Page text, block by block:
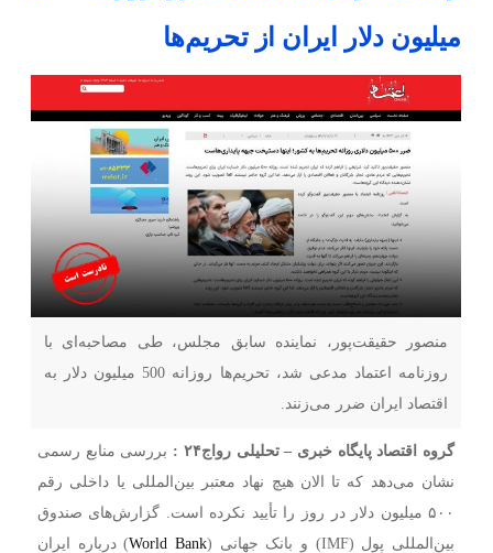
میلیون دلار ایران از تحریم‌ها
منصور حقیقت‌پور، نماینده سابق مجلس، طی مصاحبه‌ای با
روزنامه اعتماد مدعی شد، تحریم‌ها روزانه 500 میلیون دلار به
اقتصاد ایران ضرر می‌زنند.
گروه اقتصاد پایگاه خبری –تحلیلی رواج۲۴ :
بررسی منابع رسمی
نشان می‌دهد که تا الان هیچ نهاد معتبر بین‌المللی یا داخلی رقم
۵۰۰ میلیون دلار در روز را تأیید نکرده است. گزارش‌های صندوق
بین‌المللی پول (IMF) و بانک جهانی (
World Bank) درباره ایران